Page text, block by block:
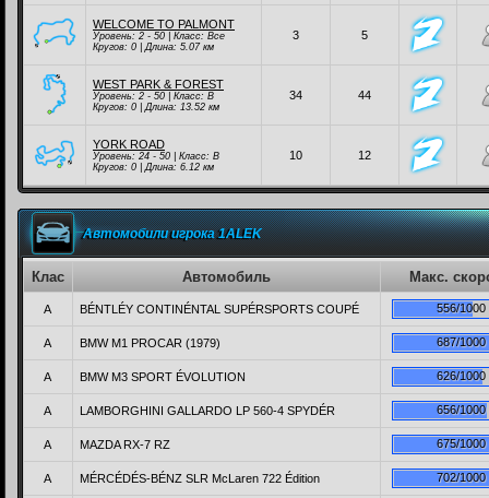
WELCOME TO PALMONT
Уровень: 2 - 50 | Класc: Все
Кругов: 0 | Длина: 5.07 км
3 5
WEST PARK & FOREST
Уровень: 2 - 50 | Класc: B
Кругов: 0 | Длина: 13.52 км
34 44
YORK ROAD
Уровень: 24 - 50 | Класc: B
Кругов: 0 | Длина: 6.12 км
10 12
Автомобили игрока 1ALEK
Клас Автомобиль Макс.
A BÉNTLÉY CONTINÉNTAL SUPÉRSPORTS COUPÉ 556/1000
A BMW M1 PROCAR (1979) 687/1000
A BMW M3 SPORT ÉVOLUTION 626/1000
A LAMBORGHINI GALLARDO LP 560-4 SPYDÉR 656/1000
A MAZDA RX-7 RZ 675/1000
A MÉRCÉDÉS-BÉNZ SLR McLaren 722 Édition 702/1000